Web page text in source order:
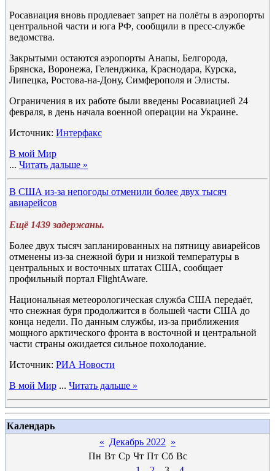
Росавиация вновь продлевает запрет на полёты в аэропорты
центральной части и юга РФ, сообщили в пресс-службе
ведомства.
Закрытыми остаются аэропорты Анапы, Белгорода,
Брянска, Воронежа, Геленджика, Краснодара, Курска,
Липецка, Ростова-на-Дону, Симферополя и Элисты.
Ограничения в их работе были введены Росавиацией 24
февраля, в день начала военной операции на Украине.
Источник: Интерфакс
В мой Мир
... Читать дальше »
В США из-за непогоды отменили более двух тысяч
авиарейсов
Ещё 1439 задержаны.
Более двух тысяч запланированных на пятницу авиарейсов
отменены из-за снежной бури и низкой температуры в
центральных и восточных штатах США, сообщает
профильный портал FlightAware.
Национальная метеорологическая служба США передаёт,
что снежная буря продолжится в большей части США до
конца недели. По данным службы, из-за приближения
мощного арктического фронта в восточной и центральной
части страны ожидается сильное похолодание.
Источник: РИА Новости
В мой Мир ... Читать дальше »
Календарь
« Декабрь 2022 »
Пн Вт Ср Чт Пт Сб Вс